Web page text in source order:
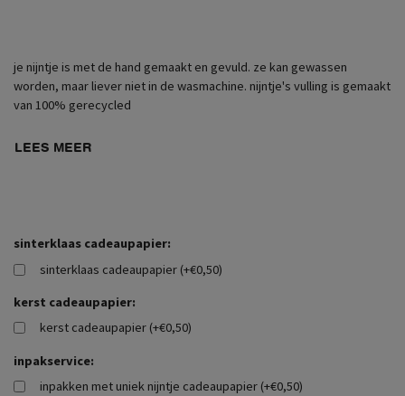
je nijntje is met de hand gemaakt en gevuld. ze kan gewassen
worden, maar liever niet in de wasmachine. nijntje's vulling is gemaakt
van 100% gerecycled
LEES MEER
sinterklaas cadeaupapier:
sinterklaas cadeaupapier (+€0,50)
kerst cadeaupapier:
kerst cadeaupapier (+€0,50)
inpakservice:
inpakken met uniek nijntje cadeaupapier (+€0,50)